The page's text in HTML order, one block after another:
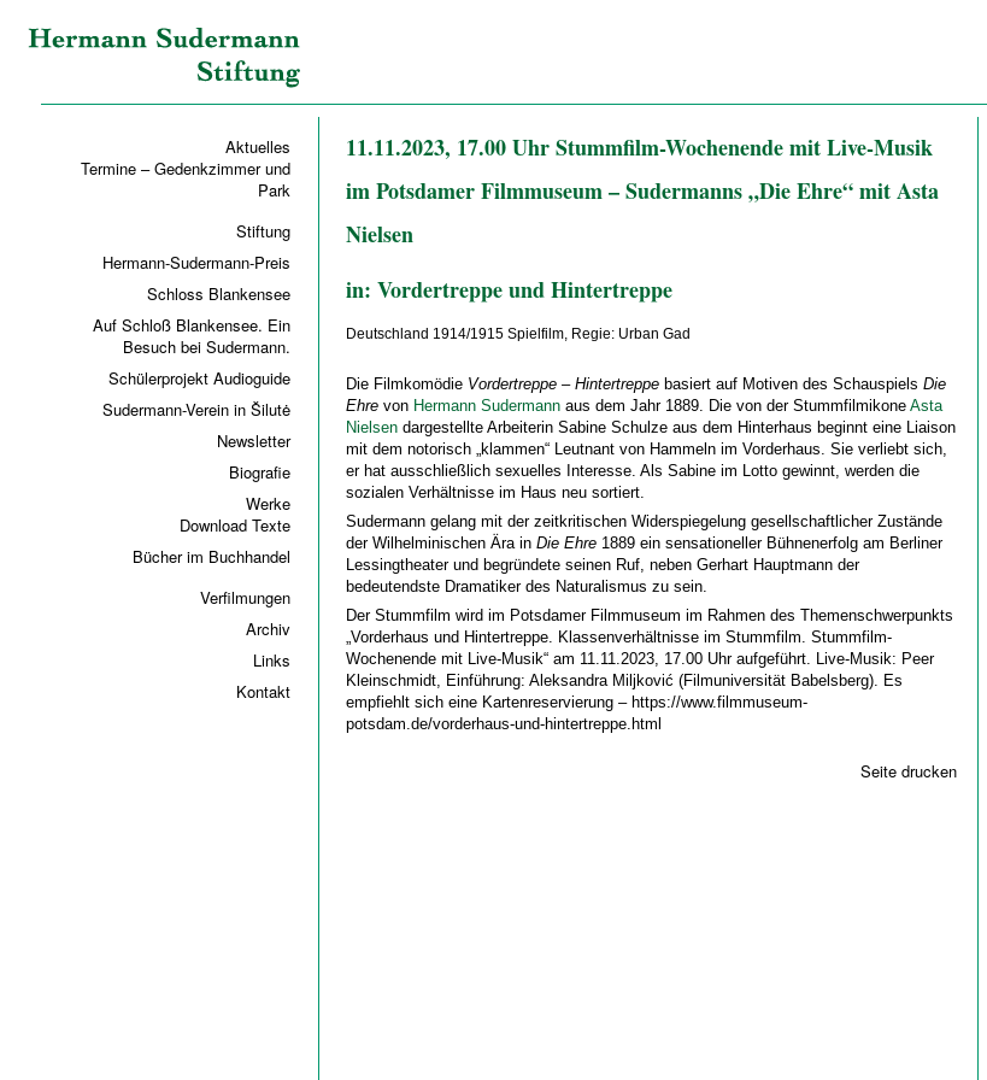
11.11.2023, 17.00 Uhr Stummfilm-Wochenende mit Live-Musik
im Potsdamer Filmmuseum – Sudermanns „Die Ehre“ mit Asta
Nielsen
in: Vordertreppe und Hintertreppe
Deutschland 1914/1915 Spielfilm, Regie: Urban Gad
Die Filmkomödie Vordertreppe – Hintertreppe basiert auf Motiven des Schauspiels Die
Ehre von Hermann Sudermann aus dem Jahr 1889. Die von der Stummfilmikone Asta
Nielsen dargestellte Arbeiterin Sabine Schulze aus dem Hinterhaus beginnt eine Liaison
mit dem notorisch „klammen“ Leutnant von Hammeln im Vorderhaus. Sie verliebt sich,
er hat ausschließlich sexuelles Interesse. Als Sabine im Lotto gewinnt, werden die
sozialen Verhältnisse im Haus neu sortiert.
Sudermann gelang mit der zeitkritischen Widerspiegelung gesellschaftlicher Zustände
der Wilhelminischen Ära in Die Ehre 1889 ein sensationeller Bühnenerfolg am Berliner
Lessingtheater und begründete seinen Ruf, neben Gerhart Hauptmann der
bedeutendste Dramatiker des Naturalismus zu sein.
Der Stummfilm wird im Potsdamer Filmmuseum im Rahmen des Themenschwerpunkts
„Vorderhaus und Hintertreppe. Klassenverhältnisse im Stummfilm. Stummfilm-
Wochenende mit Live-Musik“ am 11.11.2023, 17.00 Uhr aufgeführt. Live-Musik: Peer
Kleinschmidt, Einführung: Aleksandra Miljković (Filmuniversität Babelsberg). Es
empfiehlt sich eine Kartenreservierung – https://www.filmmuseum-
potsdam.de/vorderhaus-und-hintertreppe.html
Seite drucken
Aktuelles
Termine – Gedenkzimmer und
Park
Stiftung
Hermann-Sudermann-Preis
Schloss Blankensee
Auf Schloß Blankensee. Ein
Besuch bei Sudermann.
Schülerprojekt Audioguide
Sudermann-Verein in Šilutė
Newsletter
Biografie
Werke
Download Texte
Bücher im Buchhandel
Verfilmungen
Archiv
Links
Kontakt